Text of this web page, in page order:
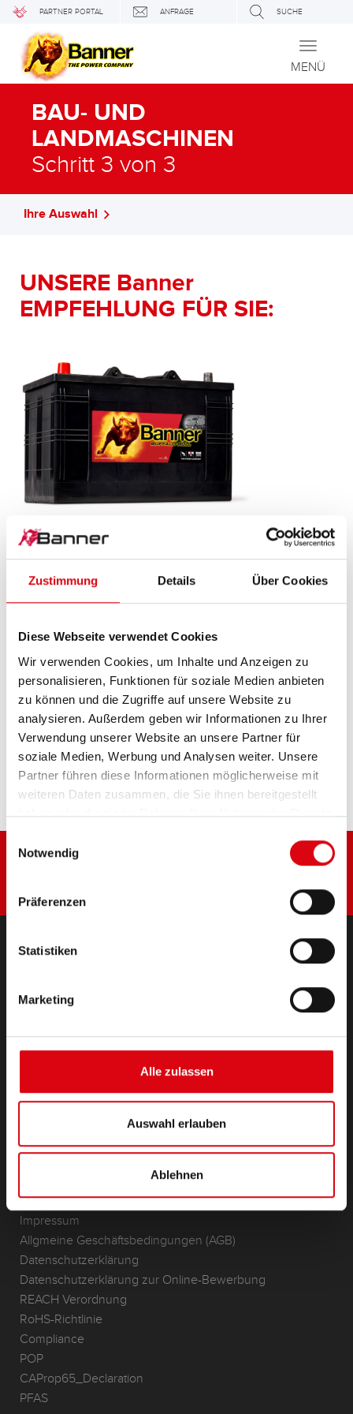
Zustimmung Details Über Cookies
Diese Webseite verwendet Cookies
Wir verwenden Cookies, um Inhalte und Anzeigen zu
personalisieren, Funktionen für soziale Medien anbieten
zu können und die Zugriffe auf unsere Website zu
analysieren. Außerdem geben wir Informationen zu Ihrer
Verwendung unserer Website an unsere Partner für
soziale Medien, Werbung und Analysen weiter. Unsere
Partner führen diese Informationen möglicherweise mit
weiteren Daten zusammen, die Sie ihnen bereitgestellt
haben oder die sie im Rahmen Ihrer Nutzung der Dienste
Notwendig
Präferenzen
Statistiken
Marketing
Alle zulassen
Auswahl erlauben
Ablehnen
PARTNER PORTAL ANFRAGE SUCHE
Toggle
MENÜ
BAU- UND
LANDMASCHINEN
Schritt 3 von 3
Ihre Auswahl
UNSERE Banner
EMPFEHLUNG FÜR SIE:
Buffalo Bull SLI
610 48
Originalqualität zum Nachrüsten (OE).
PRODUKTDETAILS >
Diese Batterie kaufen:
HÄNDLER & EINBAUSERVICE >
Starter- & Bordnetzbatterien
Zubehör für PKW und Nutzfahrzeuge
(Semi-) Traktion & Standby
Anwendungsbereiche
Standorte & Kontakt
Infoservice
Impressum
Allgmeine Geschäftsbedingungen (AGB)
Datenschutzerklärung
Datenschutzerklärung zur Online-Bewerbung
REACH Verordnung
RoHS-Richtlinie
Compliance
POP
CAProp65_Declaration
PFAS